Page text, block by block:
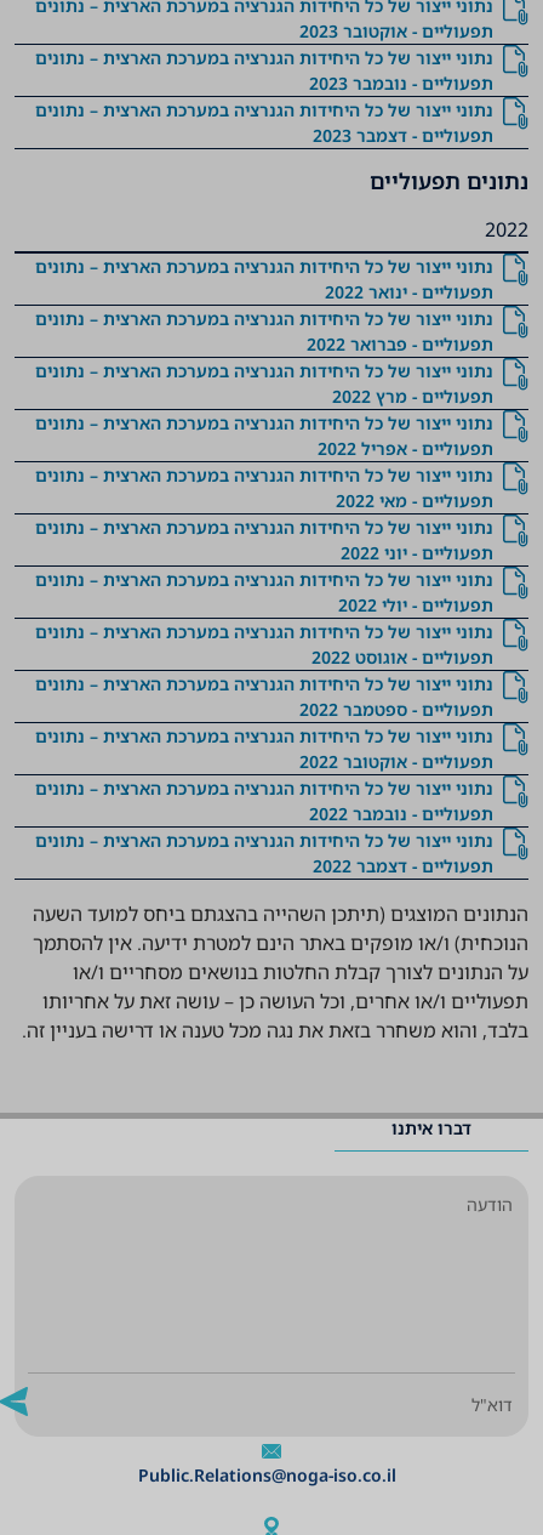
נתוני ייצור של כל היחידות הגנרציה במערכת הארצית – נתונים
תפעוליים - אוקטובר 2023
נתוני ייצור של כל היחידות הגנרציה במערכת הארצית – נתונים
תפעוליים - נובמבר 2023
נתוני ייצור של כל היחידות הגנרציה במערכת הארצית – נתונים
תפעוליים - דצמבר 2023
נתונים תפעוליים
2022
נתוני ייצור של כל היחידות הגנרציה במערכת הארצית – נתונים
תפעוליים - ינואר 2022
נתוני ייצור של כל היחידות הגנרציה במערכת הארצית – נתונים
תפעוליים - פברואר 2022
נתוני ייצור של כל היחידות הגנרציה במערכת הארצית – נתונים
תפעוליים - מרץ 2022
נתוני ייצור של כל היחידות הגנרציה במערכת הארצית – נתונים
תפעוליים - אפריל 2022
נתוני ייצור של כל היחידות הגנרציה במערכת הארצית – נתונים
תפעוליים - מאי 2022
נתוני ייצור של כל היחידות הגנרציה במערכת הארצית – נתונים
תפעוליים - יוני 2022
נתוני ייצור של כל היחידות הגנרציה במערכת הארצית – נתונים
תפעוליים - יולי 2022
נתוני ייצור של כל היחידות הגנרציה במערכת הארצית – נתונים
תפעוליים - אוגוסט 2022
נתוני ייצור של כל היחידות הגנרציה במערכת הארצית – נתונים
תפעוליים - ספטמבר 2022
נתוני ייצור של כל היחידות הגנרציה במערכת הארצית – נתונים
תפעוליים - אוקטובר 2022
נתוני ייצור של כל היחידות הגנרציה במערכת הארצית – נתונים
תפעוליים - נובמבר 2022
נתוני ייצור של כל היחידות הגנרציה במערכת הארצית – נתונים
תפעוליים - דצמבר 2022
הנתונים המוצגים (תיתכן השהייה בהצגתם ביחס למועד השעה
הנוכחית) ו/או מופקים באתר הינם למטרת ידיעה. אין להסתמך
על הנתונים לצורך קבלת החלטות בנושאים מסחריים ו/או
תפעוליים ו/או אחרים, וכל העושה כן – עושה זאת על אחריותו
בלבד, והוא משחרר בזאת את נגה מכל טענה או דרישה בעניין זה.
דברו איתנו
Public.Relations@noga-iso.co.il